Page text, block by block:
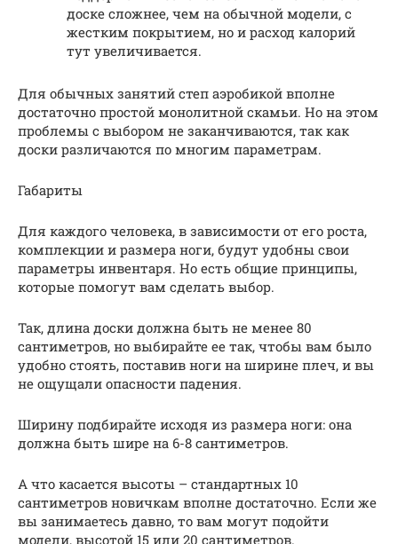
доске сложнее, чем на обычной модели, с
жестким покрытием, но и расход калорий
тут увеличивается.
Для обычных занятий степ аэробикой вполне
достаточно простой монолитной скамьи. Но на этом
проблемы с выбором не заканчиваются, так как
доски различаются по многим параметрам.
Габариты
Для каждого человека, в зависимости от его роста,
комплекции и размера ноги, будут удобны свои
параметры инвентаря. Но есть общие принципы,
которые помогут вам сделать выбор.
Так, длина доски должна быть не менее 80
сантиметров, но выбирайте ее так, чтобы вам было
удобно стоять, поставив ноги на ширине плеч, и вы
не ощущали опасности падения.
Ширину подбирайте исходя из размера ноги: она
должна быть шире на 6-8 сантиметров.
А что касается высоты – стандартных 10
сантиметров новичкам вполне достаточно. Если же
вы занимаетесь давно, то вам могут подойти
модели, высотой 15 или 20 сантиметров.